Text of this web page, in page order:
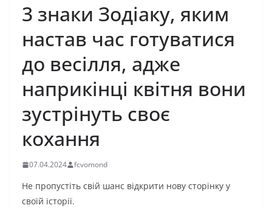
3 знаки Зодіаку, яким
настав час готуватися
до весілля, адже
наприкінці квітня вони
зустрінуть своє
кохання
07.04.2024 fcvomond
Не пропустіть свій шанс відкрити нову сторінку у
своїй історії.